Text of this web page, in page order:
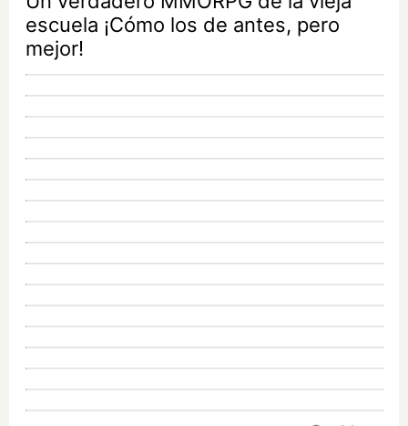
escuela ¡Cómo los de antes, pero
mejor!